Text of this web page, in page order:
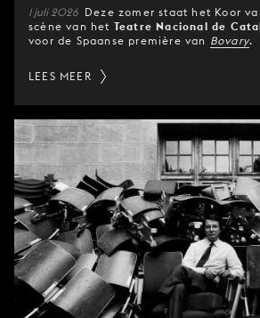
STEUN
ONS
1 juli 2026 Deze zomer staat het Koor
scène van het Teatre Nacional de
voor de Spaanse première van Bovary.
LEES MEER